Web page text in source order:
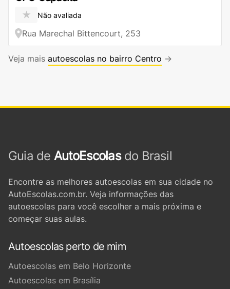
★ Não avaliada
Rua Marechal Bittencourt, 253
Veja mais autoescolas no bairro Centro →
Guia de AutoEscolasdo Brasil
Encontre as melhores autoescolas em sua cidade no
AutoEscolas.com.br. Veja informações das
autoescolas para você escolher a mais próxima e
começar suas aulas.
Autoescolas perto de mim
Autoescolas em Belo Horizonte
Autoescolas em Brasília